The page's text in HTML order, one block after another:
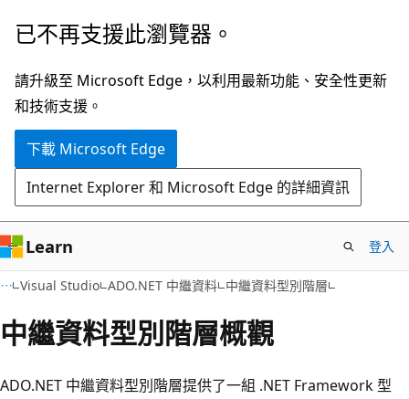
跳
主
要
內
已不再支援此瀏覽器。
請升級至 Microsoft Edge，以利用最新功能、安全性更新
和技術支援。
下載 Microsoft Edge
Internet Explorer 和 Microsoft Edge 的詳細資訊
Learn 登入
Visual Studio ADO.NET 中繼資料 中繼資料型別階層
中繼資料型別階層概觀
ADO.NET 中繼資料型別階層提供了一組 .NET Framework 型